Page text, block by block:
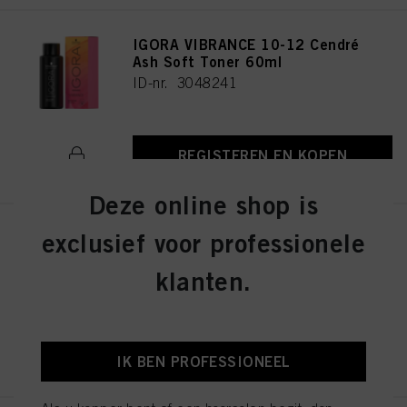
IGORA VIBRANCE 10-12 Cendré
Ash Soft Toner 60ml
ID-nr. 3048241
REGISTEREN EN KOPEN
IGORA VIBRANCE 4-13 Medium
Brown Cendré Matte 60ml
ID-nr. 3048290
Deze online shop is
exclusief voor professionele
klanten.
IK BEN PROFESSIONEEL